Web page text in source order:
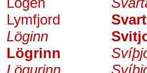
Lymfjord
Löginn
Lögrinn
Lögurinn